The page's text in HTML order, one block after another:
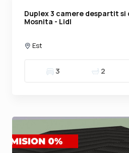
Duplex 3 camere despartit si
Mosnita - Lidl
Est
3 2